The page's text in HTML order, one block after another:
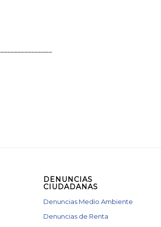
DENUNCIAS
CIUDADANAS
Denuncias Medio Ambiente
Denuncias de Renta